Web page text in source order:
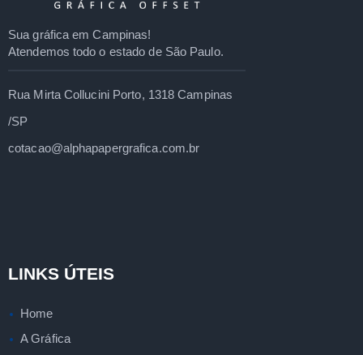
Sua gráfica em Campinas!
Atendemos todo o estado de São Paulo.
Rua Mirta Collucini Porto, 1318 Campinas
/SP
cotacao@alphapapergrafica.com.br
LINKS ÚTEIS
Home
A Gráfica